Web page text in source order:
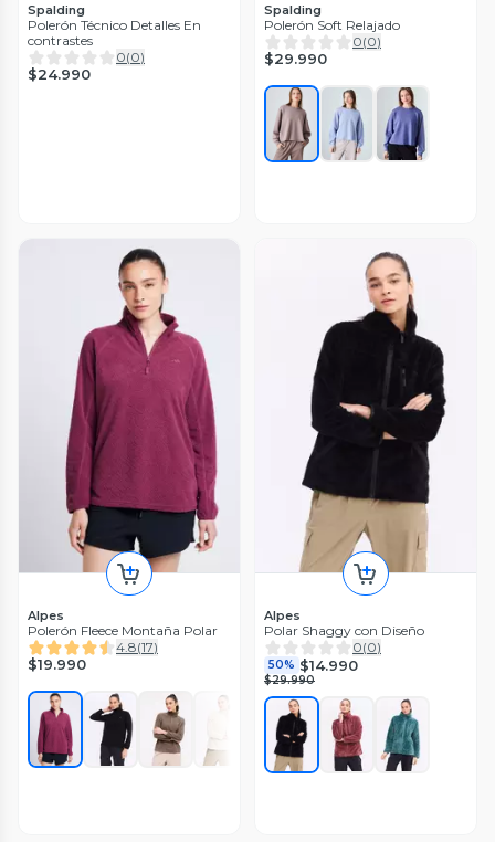
Spalding
Polerón Técnico Detalles En
contrastes
0(0)
$24.990
Spalding
Polerón Soft Relajado
0(0)
$29.990
Alpes
Polerón Fleece Montaña Polar
4.8(17)
$19.990
Alpes
Polar Shaggy con Diseño
0(0)
50% $14.990
$29.990